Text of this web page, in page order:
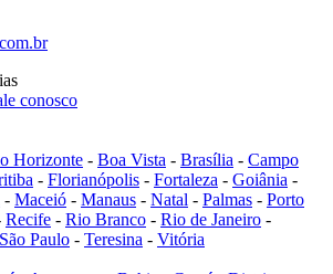
conosco
Horizonte - Boa Vista - Brasília - Campo
- Florianópolis - Fortaleza - Goiânia -
- Maceió - Manaus - Natal - Palmas - Porto
Recife - Rio Branco - Rio de Janeiro -
São Paulo - Teresina - Vitória